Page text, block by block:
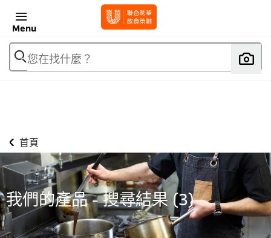
Menu
您在找什麼？
首頁
我們的產品 - 搜尋結果 (3)